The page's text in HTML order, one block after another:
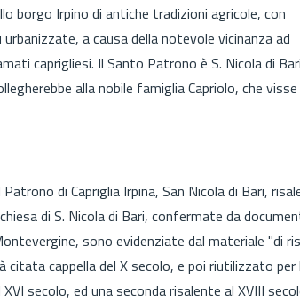
borgo Irpino di antiche tradizioni agricole, con
a causa della notevole vicinanza ad
caprigliesi. Il Santo Patrono è S. Nicola di
alla nobile famiglia Capriolo, che
di Capriglia Irpina, San Nicola di Bari,
di S. Nicola di Bari, confermate da
sono evidenziate dal materiale "di
cappella del X secolo, e poi riutilizzato per
secolo, ed una seconda risalente al XVIII